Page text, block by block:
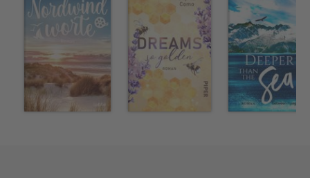
Über Andrea Micus
Andrea Micus, Germanistin und Journalistin,
schreibt seit vielen Jahren für auflagenstarke
Publikumszeitschriften; als Buchautorin
Veröffentlichungen u. a. bei List, Knaur und
Rowohlt. Themenschwerpunkte: Partnerschaft,